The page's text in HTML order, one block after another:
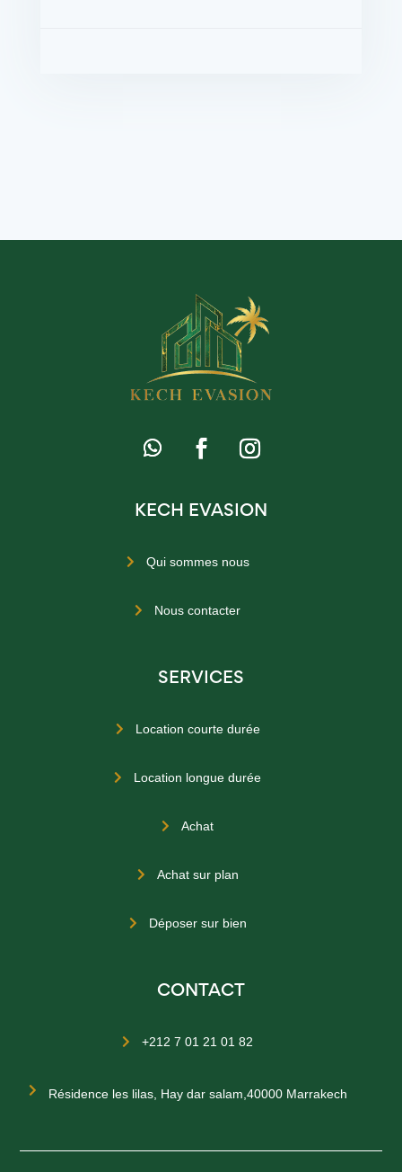
KECH EVASION
 Qui sommes nous
 Nous contacter
SERVICES
 Location courte durée
 Location longue durée
 Achat
 Achat sur plan
 Déposer sur bien
CONTACT
 +212 7 01 21 01 82
 Résidence les lilas, Hay dar salam,40000 Marrakech